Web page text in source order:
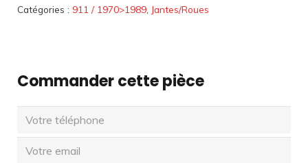
Catégories : 911 / 1970>1989 Jantes/Roues
Commander cette pièce